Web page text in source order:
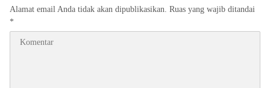
Alamat email Anda tidak akan dipublikasikan. Ruas yang wajib ditandai
*